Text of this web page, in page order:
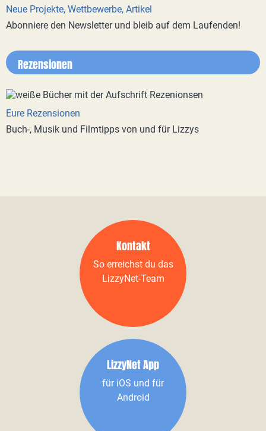
Neue Projekte, Wettbewerbe, Artikel
Abonniere den Newsletter und bleib auf dem Laufenden!
Rezensionen
Eure Rezensionen
Buch-, Musik und Filmtipps von und für Lizzys
Kontakt
So erreichst du das
LizzyNet-Team
LizzyNet App
für iOS und für
Android